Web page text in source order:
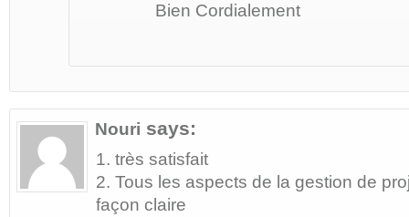
Bien Cordialement
Nouri says:
1. très satisfait
2. Tous les aspects de la gestion de
façon claire